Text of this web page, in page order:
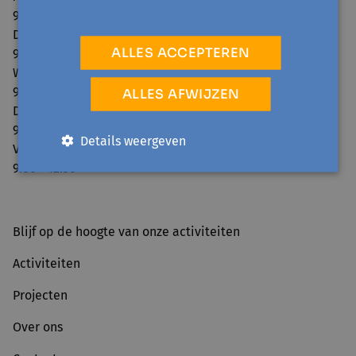
9.00 - 12.30 / 13.30 - 16.00
Dinsdag:
9.00 - 12.30 / 13.30 - 16.00
Woensdag:
9.00 - 12.30
Donderdag:
9.00 - 12.30 / 13.30 - 16.00
Vrijdag:
9.00 - 12.30
Blijf op de hoogte van onze activiteiten
Activiteiten
Projecten
Over ons
ALLES ACCEPTEREN
ALLES AFWIJZEN
Details weergeven